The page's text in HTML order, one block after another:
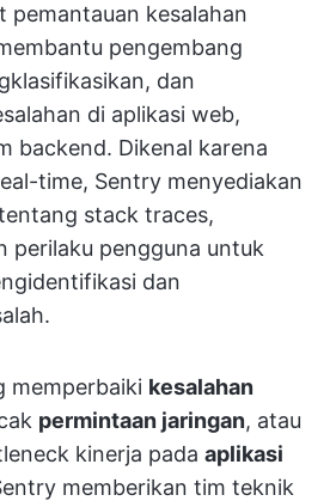
pemantauan kesalahan
pengembang
dan
di aplikasi web,
backend. Dikenal karena
time, Sentry menyediakan
stack traces,
perilaku pengguna untuk
dan
memperbaiki kesalahan
permintaan jaringan, atau
kinerja pada aplikasi
memberikan tim teknik